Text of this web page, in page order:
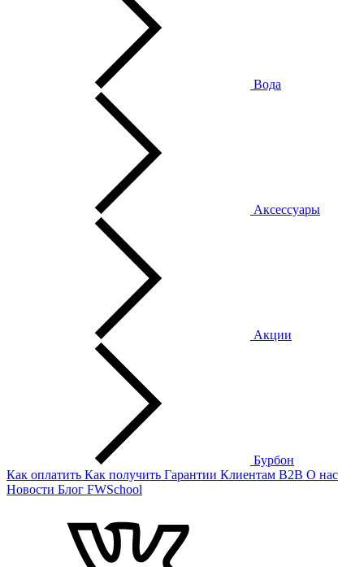
Вода
Аксессуары
Акции
Бурбон
Как оплатить Как получить Гарантии Клиентам B2B О нас
Новости Блог FWSchool